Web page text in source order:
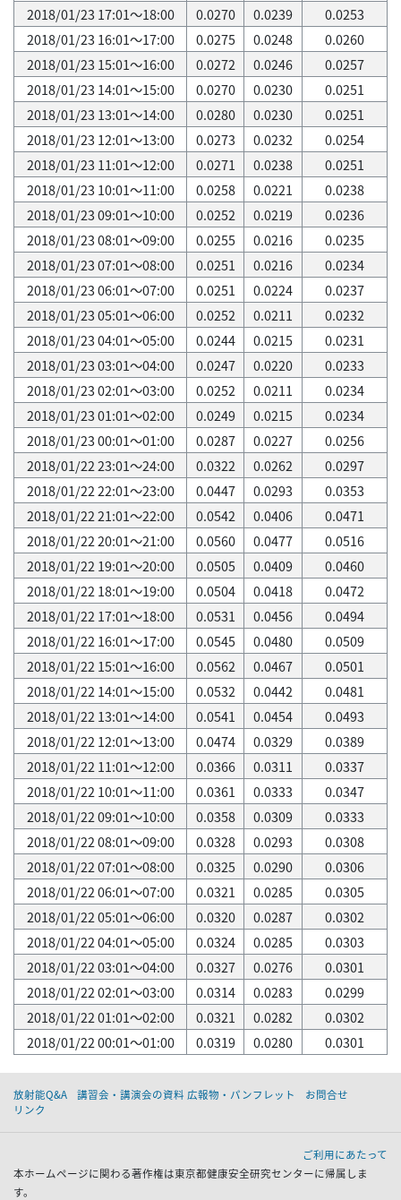
2018/01/23 17:01～18:00
0.0270 0.0239
0.0253
2018/01/23 16:01～17:00
0.0275 0.0248
0.0260
2018/01/23 15:01～16:00
0.0272 0.0246
0.0257
2018/01/23 14:01～15:00
0.0270 0.0230
0.0251
2018/01/23 13:01～14:00
0.0280 0.0230
0.0251
2018/01/23 12:01～13:00
0.0273 0.0232
0.0254
2018/01/23 11:01～12:00
0.0271 0.0238
0.0251
2018/01/23 10:01～11:00
0.0258 0.0221
0.0238
2018/01/23 09:01～10:00
0.0252 0.0219
0.0236
2018/01/23 08:01～09:00
0.0255 0.0216
0.0235
2018/01/23 07:01～08:00
0.0251 0.0216
0.0234
2018/01/23 06:01～07:00
0.0251 0.0224
0.0237
2018/01/23 05:01～06:00
0.0252 0.0211
0.0232
2018/01/23 04:01～05:00
0.0244 0.0215
0.0231
2018/01/23 03:01～04:00
0.0247 0.0220
0.0233
2018/01/23 02:01～03:00
0.0252 0.0211
0.0234
2018/01/23 01:01～02:00
0.0249 0.0215
0.0234
2018/01/23 00:01～01:00
0.0287 0.0227
0.0256
2018/01/22 23:01～24:00
0.0322 0.0262
0.0297
2018/01/22 22:01～23:00
0.0447 0.0293
0.0353
2018/01/22 21:01～22:00
0.0542 0.0406
0.0471
2018/01/22 20:01～21:00
0.0560 0.0477
0.0516
2018/01/22 19:01～20:00
0.0505 0.0409
0.0460
2018/01/22 18:01～19:00
0.0504 0.0418
0.0472
2018/01/22 17:01～18:00
0.0531 0.0456
0.0494
2018/01/22 16:01～17:00
0.0545 0.0480
0.0509
2018/01/22 15:01～16:00
0.0562 0.0467
0.0501
2018/01/22 14:01～15:00
0.0532 0.0442
0.0481
2018/01/22 13:01～14:00
0.0541 0.0454
0.0493
2018/01/22 12:01～13:00
0.0474 0.0329
0.0389
2018/01/22 11:01～12:00
0.0366 0.0311
0.0337
2018/01/22 10:01～11:00
0.0361 0.0333
0.0347
2018/01/22 09:01～10:00
0.0358 0.0309
0.0333
2018/01/22 08:01～09:00
0.0328 0.0293
0.0308
2018/01/22 07:01～08:00
0.0325 0.0290
0.0306
2018/01/22 06:01～07:00
0.0321 0.0285
0.0305
2018/01/22 05:01～06:00
0.0320 0.0287
0.0302
2018/01/22 04:01～05:00
0.0324 0.0285
0.0303
2018/01/22 03:01～04:00
0.0327 0.0276
0.0301
2018/01/22 02:01～03:00
0.0314 0.0283
0.0299
2018/01/22 01:01～02:00
0.0321 0.0282
0.0302
2018/01/22 00:01～01:00
0.0319 0.0280 0.0301
放射能Q&A 講習会・講演会の資料 広報物・パンフレット
お問合せ
リンク
ご利用にあたって
本ホームページに関わる著作権は東京都健康安全研究センターに帰属しま
す。